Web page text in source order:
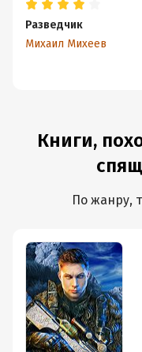
Разведчик
Михаил Михеев
Книги,
По жанру,